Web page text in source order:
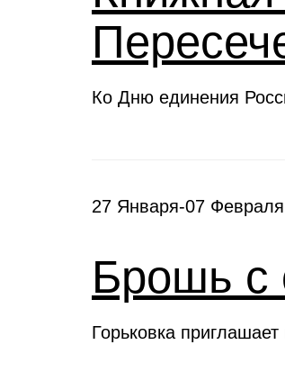
Ко Дню единения
27 Января-07
Брошь с
Горьковка